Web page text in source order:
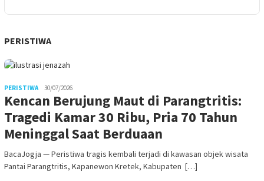
PERISTIWA
PERISTIWA 30/07/2026
Kencan Berujung Maut di Parangtritis:
Tragedi Kamar 30 Ribu, Pria 70 Tahun
Meninggal Saat Berduaan
BacaJogja — Peristiwa tragis kembali terjadi di kawasan objek wisata
Pantai Parangtritis, Kapanewon Kretek, Kabupaten […]